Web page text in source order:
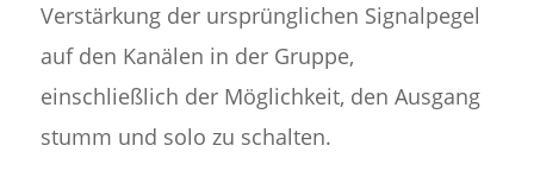
Verstärkung der ursprünglichen Signalpegel
auf den Kanälen in der Gruppe,
einschließlich der Möglichkeit, den Ausgang
stumm und solo zu schalten.